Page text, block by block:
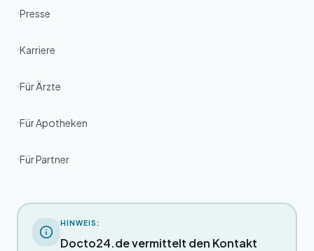
Presse
Karriere
Für Ärzte
Für Apotheken
Für Partner
HINWEIS:
Docto24.de vermittelt den Kontakt